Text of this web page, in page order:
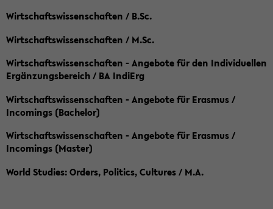
Wirtschaftswissenschaften / B.Sc.
Wirtschaftswissenschaften / M.Sc.
Wirtschaftswissenschaften - Angebote für den Individuellen
Ergänzungsbereich / BA IndiErg
Wirtschaftswissenschaften - Angebote für Erasmus /
Incomings (Bachelor)
Wirtschaftswissenschaften - Angebote für Erasmus /
Incomings (Master)
World Studies: Orders, Politics, Cultures / M.A.